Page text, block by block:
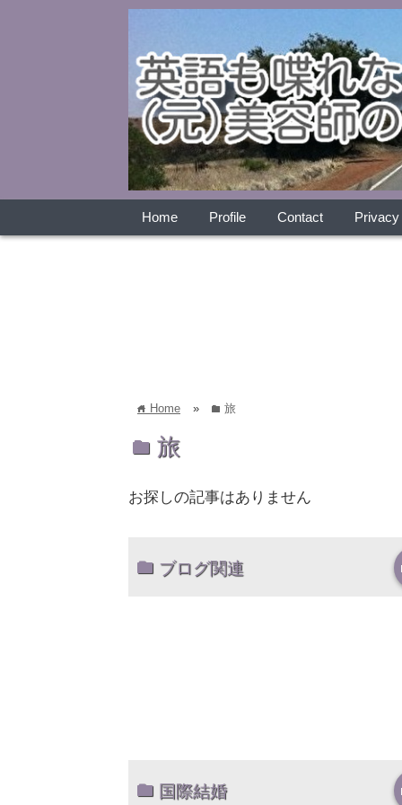
Home Profile Contact
home Home » folder 旅
folder 旅
お探しの記事はありません
ブログ関連
国際結婚